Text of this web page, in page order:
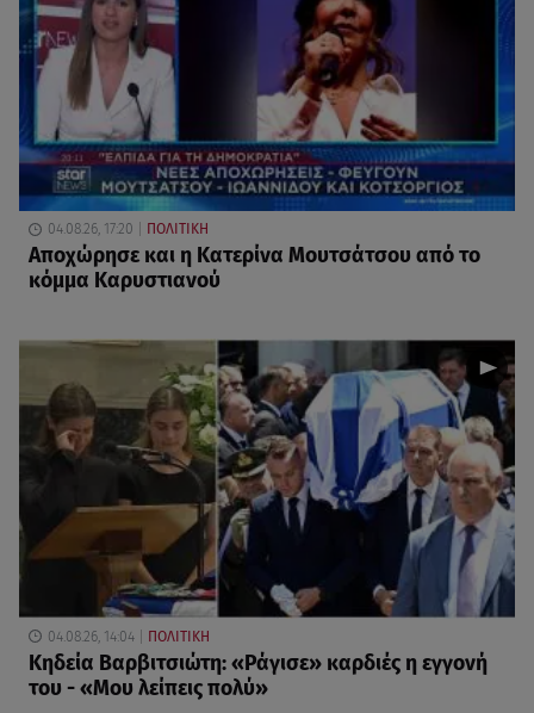
04.08.26, 17:20 ΠΟΛΙΤΙΚΗ
Αποχώρησε και η Κατερίνα Μουτσάτσου από το
κόμμα Καρυστιανού
04.08.26, 14:04 ΠΟΛΙΤΙΚΗ
Κηδεία Βαρβιτσιώτη: «Ράγισε» καρδιές η εγγονή
του - «Μου λείπεις πολύ»